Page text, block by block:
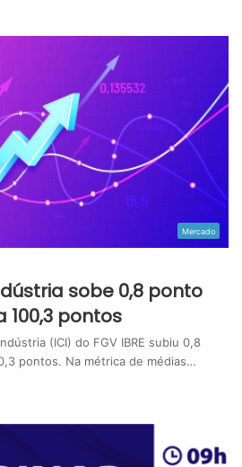
Mercado
sobe 0,8 ponto
pontos
(ICI) do FGV IBRE subiu 0,8
pontos. Na métrica de médias…